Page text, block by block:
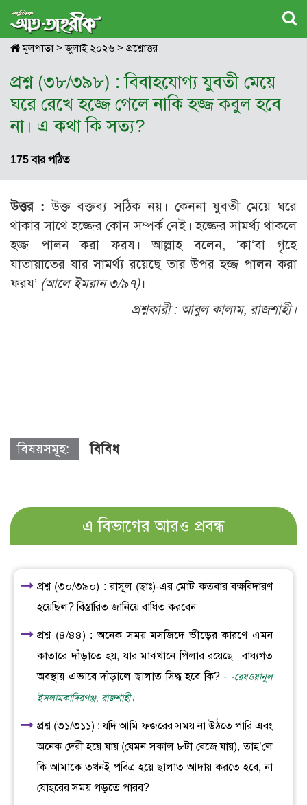
মূলপাতা> জুলাই ২০২৬ > প্রশ্নোত্তর
প্রশ্ন (৩৮/৩৯৮) : বিবাহযোগ্য যুবতী মেয়ে
ঘরে রেখে হজ্জে গেলে নাকি হজ্জ কবুল হবে
না। এ কথা কি সত্য?
175 বার পঠিত
উত্তর : উক্ত বক্তব্য সঠিক নয়। কেননা যুবতী মেয়ে ঘরে
থাকার সাথে হজ্জের কোন সম্পর্ক নেই। হজ্জের সামর্থ্য থাকলে
হজ্জ পালন করা ফরয। আল্লাহ বলেন, ‘কা‘বা গৃহে
যাতায়াতের যার সামর্থ্য রয়েছে তার উপর হজ্জ পালন করা
ফরয’ (আলে ইমরান ৩/৯৭)।
প্রশ্নকারী : আবুল কালাম, রাজশাহী।
বিষয়সমূহ: বিবিধ
এ বিভাগের আরও প্রবন্ধ
প্রশ্ন (৩০/৩৯০) : রাসূল (ছাঃ)-এর মোট কতবার বক্ষবিদারণ
হয়েছিল? বিস্তারিত জানিয়ে বাধিত করবেন।
প্রশ্ন (৪/৪৪) : অনেক সময় মসজিদে ভীড়ের কারণে এমন
কাতারে দাঁড়াতে হয়, যার মাঝখানে পিলার রয়েছে। বাধ্যগত
অবস্থায় এভাবে দাঁড়ালে ছালাত সিদ্ধ হবে কি? - -রেযওয়ানুল
ইসলামকাদিরগঞ্জ, রাজশাহী।
প্রশ্ন (৩১/৩১১) : যদি আমি ফজরের সময় না উঠতে পারি এবং
অনেক দেরী হয়ে যায় (যেমন সকাল ৮টা বেজে যায়), তাহ’লে
কি আমাকে তখনই পবিত্র হয়ে ছালাত আদায় করতে হবে, না
যোহরের সময় পড়তে পারব?